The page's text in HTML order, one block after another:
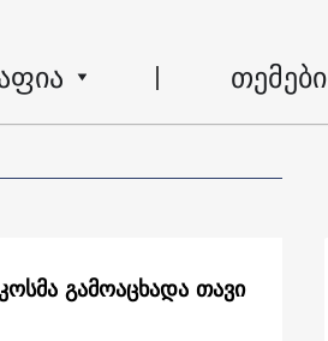
თემები
გამოაცხადა თავი